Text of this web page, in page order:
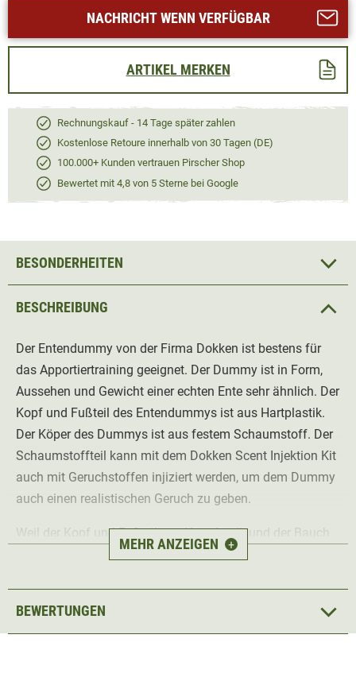
NACHRICHT WENN VERFÜGBAR
ARTIKEL MERKEN
Rechnungskauf - 14 Tage später zahlen
Kostenlose Retoure innerhalb von 30 Tagen (DE)
100.000+ Kunden vertrauen Pirscher Shop
Bewertet mit 4,8 von 5 Sterne bei Google
BESCHREIBUNG
Der Entendummy von der Firma Dokken ist bestens für
das Apportiertraining geeignet. Der Dummy ist in Form,
Aussehen und Gewicht einer echten Ente sehr ähnlich. Der
Kopf und Fußteil des Entendummys ist aus Hartplastik.
Der Köper des Dummys ist aus festem Schaumstoff. Der
Schaumstoffteil kann mit dem Dokken Scent Injektion Kit
auch mit Geruchstoffen injiziert werden, um dem Dummy
auch einen realistischen Geruch zu geben.
Weil der Kopf und Fußteil aus Hartplastik und der Bauch
aus Schaumstoff ist, wird der Hund automatisch dazu
Ente vom Hund vermieden. Zusätlich hat der Dummy eine
MEHR ANZEIGEN +
BESONDERHEITEN
BEWERTUNGEN